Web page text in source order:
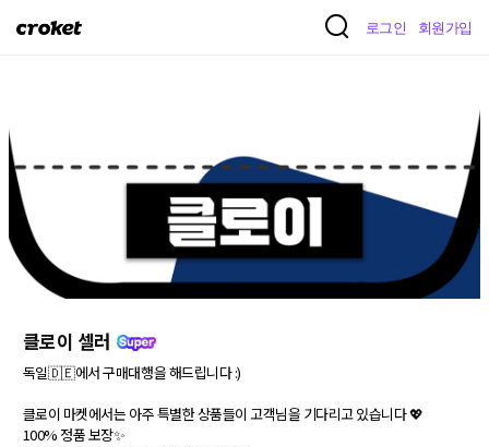
크
로그인 회원가입
클로이 셀러
독일🇩🇪에서 구매대행을 해드립니다 :)
클로이 마켓에서는 아주 특별한 상품들이 고객님을 기다리고 있습니다 💖
100% 정품 보장✨